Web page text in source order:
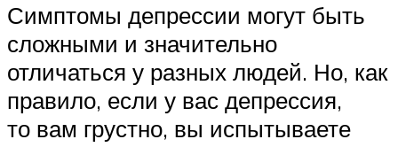
Симптомы депрессии могут быть
сложными и значительно
отличаться у разных людей. Но, как
правило, если у вас депрессия,
то вам грустно, вы испытываете